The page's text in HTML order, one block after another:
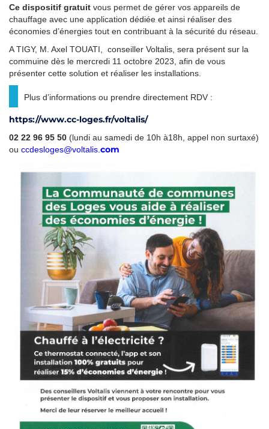
Ce dispositif gratuit vous permet de gérer vos appareils de
chauffage avec une application dédiée et ainsi réaliser des
économies d’énergies tout en contribuant à la sécurité du réseau.
A TIGY, M. Axel TOUATI, conseiller Voltalis, sera présent sur la
commuine dès le mercredi 11 octobre 2023, afin de vous
présenter cette solution et réaliser les installations.
Plus d’informations ou prendre directement RDV :
https://www.cc-loges.fr/voltalis/
02 22 96 95 50 (lundi au samedi de 10h à18h, appel non surtaxé)
ou ccdesloges@voltalis com